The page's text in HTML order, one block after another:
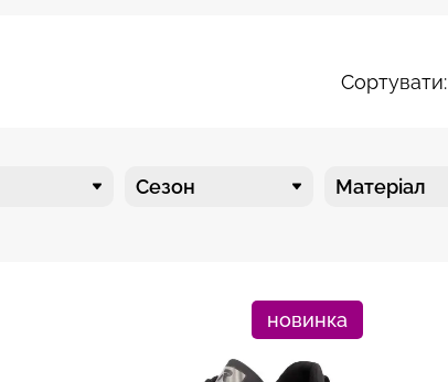
Сортувати:
Сезон Матеріал
новинка